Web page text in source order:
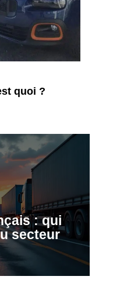
quoi ?
: qui
secteur